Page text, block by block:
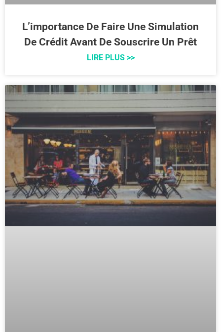
L’importance De Faire Une Simulation
De Crédit Avant De Souscrire Un Prêt
LIRE PLUS >>